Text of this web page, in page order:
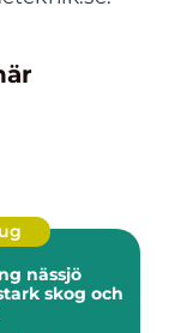
nässjö
skog och